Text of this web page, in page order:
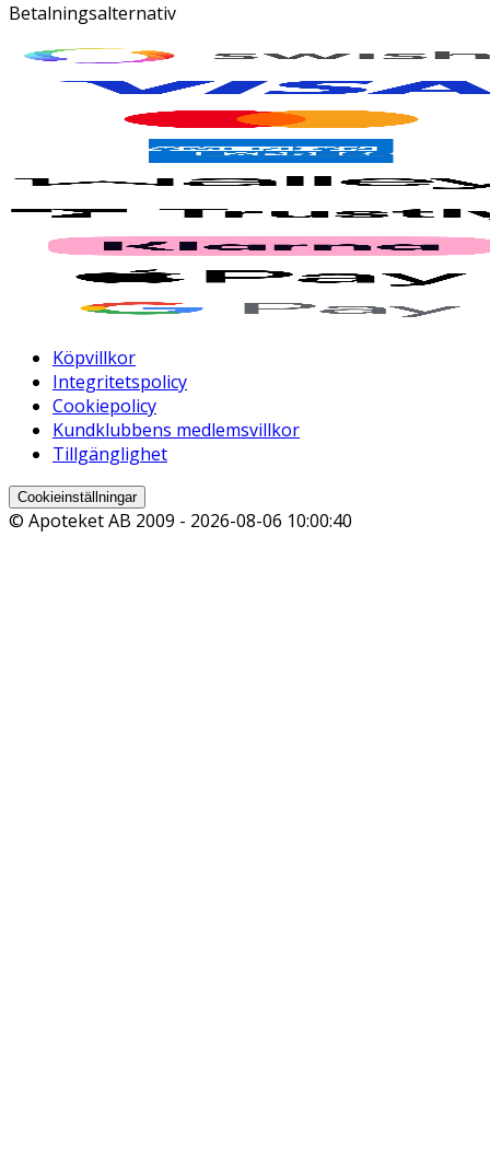
Betalningsalternativ
Köpvillkor
Integritetspolicy
Cookiepolicy
Kundklubbens medlemsvillkor
Tillgänglighet
Cookieinställningar
© Apoteket AB 2009 - 2026-08-06 10:00:40